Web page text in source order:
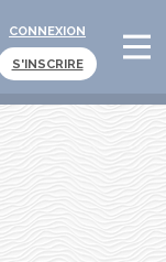
CONNEXION
S'INSCRIRE